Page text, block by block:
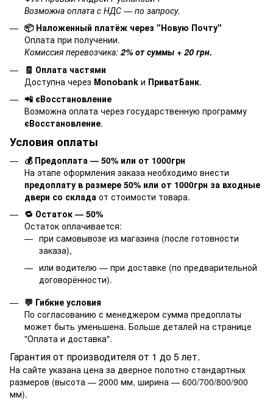
Возможна оплата с НДС — по запросу.
📦 Наложенный платёж через "Новую Почту"
Оплата при получении.
Комиссия перевозчика: 2% от суммы + 20 грн.
🧾 Оплата частями
Доступна через Monobank и ПриватБанк.
📲 єВосстановление
Возможна оплата через государственную программу
єВосстановление.
Условия оплаты
💰 Предоплата — 50% или от 1000грн
На этапе оформления заказа необходимо внести
предоплату в размере 50% или от 1000грн за входные
двери со склада от стоимости товара.
🔁 Остаток — 50%
Остаток оплачивается:
при самовывозе из магазина (после готовности
заказа),
или водителю — при доставке (по предварительной
договорённости).
💬 Гибкие условия
По согласованию с менеджером сумма предоплаты
может быть уменьшена. Больше деталей на странице
"Оплата и доставка".
Гарантия от производителя от 1 до 5 лет.
На сайте указана цена за дверное полотно стандартных
размеров (высота — 2000 мм, ширина — 600/700/800/900
мм).